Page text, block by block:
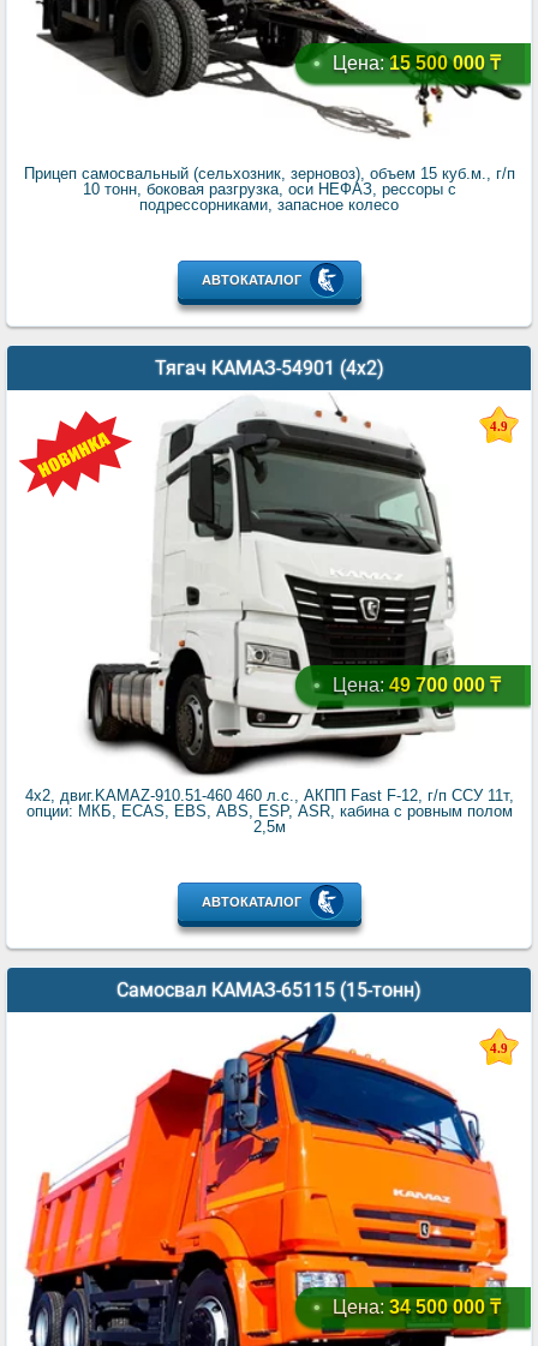
Цена:15 500 000 ₸
Прицеп самосвальный (сельхозник, зерновоз), объем 15 куб.м., г/п
10 тонн, боковая разгрузка, оси НЕФАЗ, рессоры с
подрессорниками, запасное колесо
АВТОКАТАЛОГ
Тягач КАМАЗ-54901 (4x2)
4.9
Цена: 49 700 000 ₸
4х2, двиг.KAMAZ-910.51-460 460 л.с., АКПП Fast F-12, г/п ССУ 11т,
опции: МКБ, ECAS, EBS, ABS, ESP, ASR, кабина с ровным полом
2,5м
АВТОКАТАЛОГ
Самосвал КАМАЗ-65115 (15-тонн)
4.9
Цена: 34 500 000 ₸